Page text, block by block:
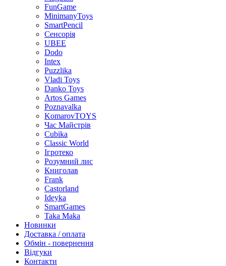
FunGame
MinimanyToys
SmartPencil
Сенсорія
UBEE
Dodo
Intex
Puzzlika
Vladi Toys
Danko Toys
Artos Games
Poznavalka
KomarovTOYS
Час Майстрів
Cubika
Classic World
Ігротеко
Розумний лис
Книголав
Frank
Castorland
Ideyka
SmartGames
Taka Maka
Новинки
Доставка / оплата
Обмін - повернення
Відгуки
Контакти